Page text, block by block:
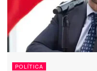
POLÍTICA